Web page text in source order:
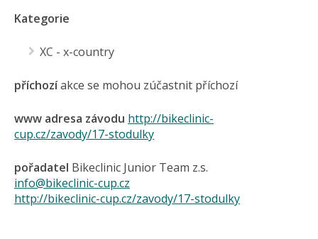
Kategorie
XC - x-country
příchozíakce se mohou zúčastnit příchozí
www adresa závodu http://bikeclinic-
cup.cz/zavody/17-stodulky
pořadatel Bikeclinic Junior Team z.s.
info@bikeclinic-cup.cz
http://bikeclinic-cup.cz/zavody/17-stodulky